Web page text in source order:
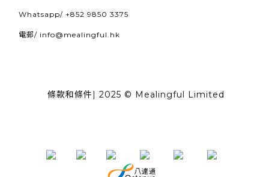
Whatsapp/ +852 9850 3375
電郵/ info@mealingful.hk
條款和條件| 2025 © Mealingful Limited